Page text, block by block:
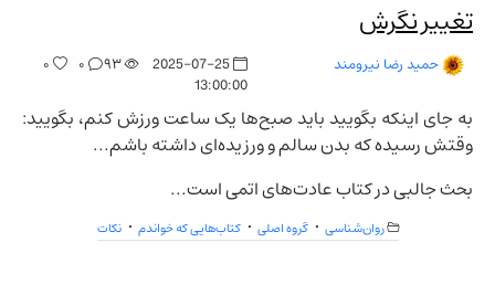
تغییر نگرش
حمید رضا نیرومند
2025-07-25
13:00:00
۹۳ ۰ ۰
به جای اینکه بگویید باید صبح‌ها یک ساعت ورزش کنم، بگویید:
وقتش رسیده که بدن سالم و ورزیده‌ای داشته باشم...
بحث جالبی در کتاب عادت‌های اتمی است...
روان‌شناسی گروه اصلی کتاب‌هایی که خواندم نکات